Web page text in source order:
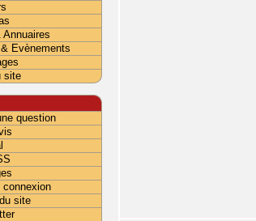
Annuaires
Evènements
site
question
connexion
site